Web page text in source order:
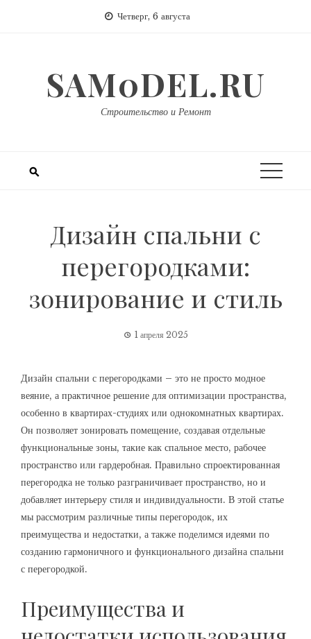
Четверг, 6 августа
SAM0DEL.RU
Строительство и Ремонт
Дизайн спальни с
перегородками:
зонирование и стиль
1 апреля 2025
Дизайн спальни с перегородками – это не просто модное
веяние, а практичное решение для оптимизации пространства,
особенно в квартирах-студиях или однокомнатных квартирах.
Он позволяет зонировать помещение, создавая отдельные
функциональные зоны, такие как спальное место, рабочее
пространство или гардеробная. Правильно спроектированная
перегородка не только разграничивает пространство, но и
добавляет интерьеру стиля и индивидуальности. В этой статье
мы рассмотрим различные типы перегородок, их
преимущества и недостатки, а также поделимся идеями по
созданию гармоничного и функционального дизайна спальни
с перегородкой.
Преимущества и